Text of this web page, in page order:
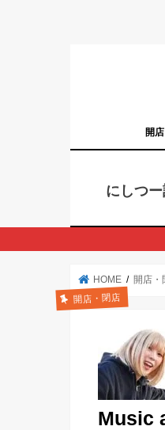
開
にしつ
HOME 開店・
開店・閉店
Music